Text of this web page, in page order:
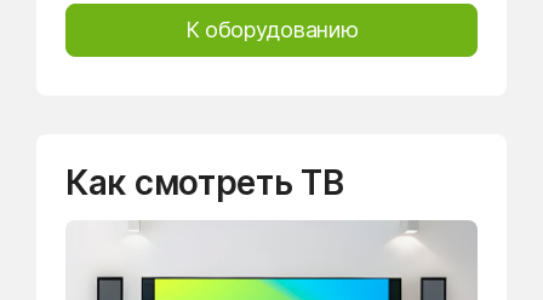
К оборудованию
Как смотреть ТВ